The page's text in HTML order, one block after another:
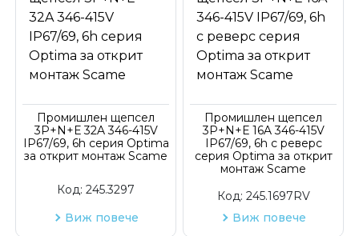
Промишлен щепсел
3P+N+Е 32A 346-415V
IP67/69, 6h серия Optima
за открит монтаж Scame
Код: 245.3297
Виж повече
Промишлен щепсел
3P+N+Е 16A 346-415V
IP67/69, 6h с реверс
серия Optima за открит
монтаж Scame
Код: 245.1697RV
Виж повече